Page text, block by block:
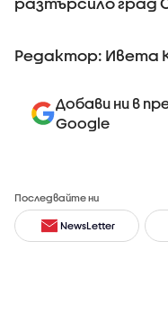
Редактор: Ивета
Добави ни в
Google
Последвайте ни
NewsLetter